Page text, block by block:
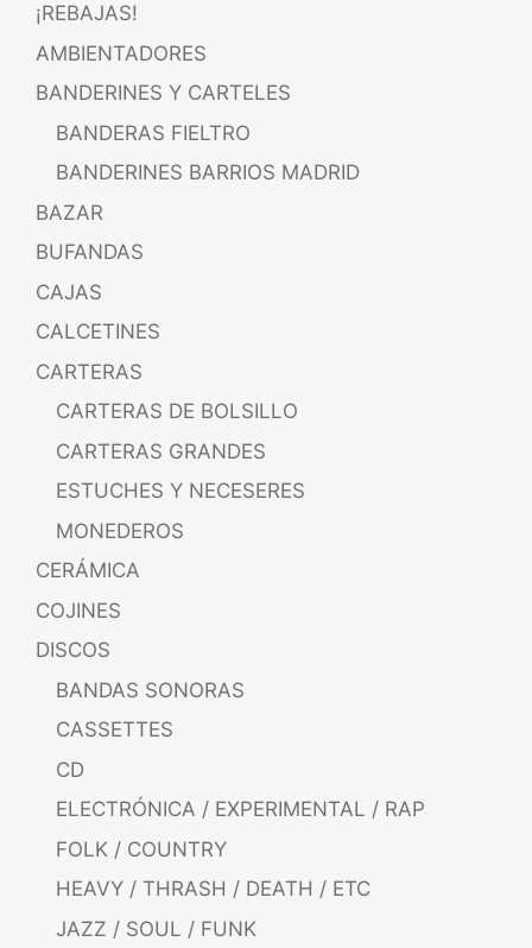
¡REBAJAS!
AMBIENTADORES
BANDERINES Y CARTELES
BANDERAS FIELTRO
BANDERINES BARRIOS MADRID
BAZAR
BUFANDAS
CAJAS
CALCETINES
CARTERAS
CARTERAS DE BOLSILLO
CARTERAS GRANDES
ESTUCHES Y NECESERES
MONEDEROS
CERÁMICA
COJINES
DISCOS
BANDAS SONORAS
CASSETTES
CD
ELECTRÓNICA / EXPERIMENTAL / RAP
FOLK / COUNTRY
HEAVY / THRASH / DEATH / ETC
JAZZ / SOUL / FUNK